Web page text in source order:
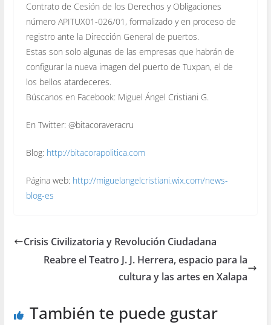
Contrato de Cesión de los Derechos y Obligaciones
número APITUX01-026/01, formalizado y en proceso de
registro ante la Dirección General de puertos.
Estas son solo algunas de las empresas que habrán de
configurar la nueva imagen del puerto de Tuxpan, el de
los bellos atardeceres.
Búscanos en Facebook: Miguel Ángel Cristiani G.
En Twitter: @bitacoraveracru
Blog: http://bitacorapolitica.com
Página web: http://miguelangelcristiani.wix.com/news-
blog-es
Crisis Civilizatoria y Revolución Ciudadana
Reabre el Teatro J. J. Herrera, espacio para la
cultura y las artes en Xalapa
También te puede gustar